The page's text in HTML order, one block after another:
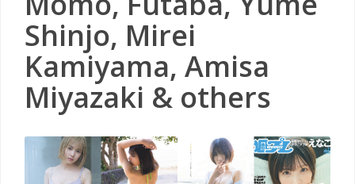
Shinjo, Mirei
Kamiyama, Amisa
Miyazaki & others